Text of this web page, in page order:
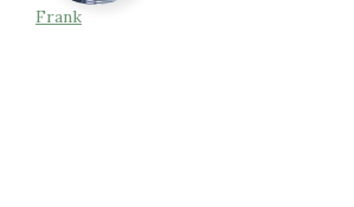
Frank